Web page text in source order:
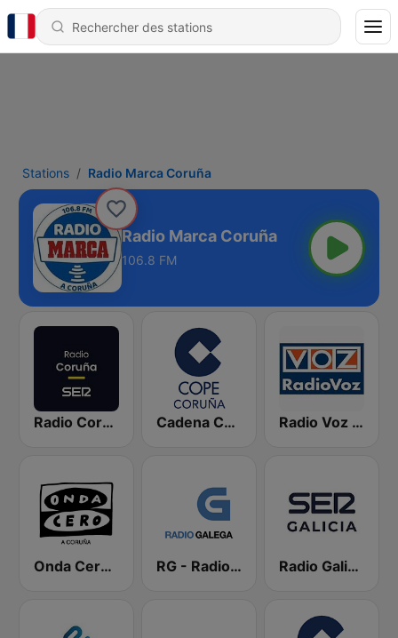
Stations Radio Marca Coruña
Radio Marca Coruña
106.8 FM
Radio Coruña SER Cadena COPE Coruña Radio Voz Coruña
Onda Cero A Coruña RG - Radio Galega Radio Galicia SER